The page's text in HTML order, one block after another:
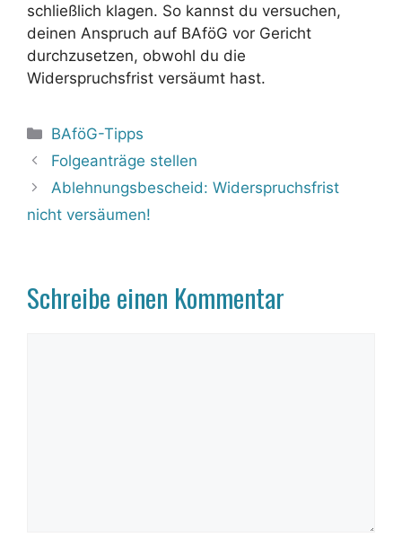
schließlich klagen. So kannst du versuchen,
deinen Anspruch auf BAföG vor Gericht
durchzusetzen, obwohl du die
Widerspruchsfrist versäumt hast.
Kategorien
BAföG-Tipps
Folgeanträge stellen
Ablehnungsbescheid: Widerspruchsfrist
nicht versäumen!
Schreibe einen Kommentar